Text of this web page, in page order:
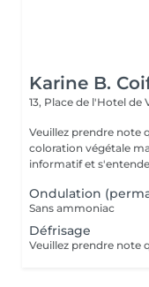
Karine B.
13, Place de l'Hotel de
Veuillez prendre note
coloration végétale marcapar sont
informatif et
Ondulation
Sans ammoniac
Défrisage